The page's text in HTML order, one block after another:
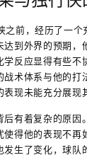
之前，经历了一
到外界的预期，
学反应显得有些不
战术体系与他的打
表现未能充分展现
后有着复杂的原因
使得他的表现不再
生了变化，球队